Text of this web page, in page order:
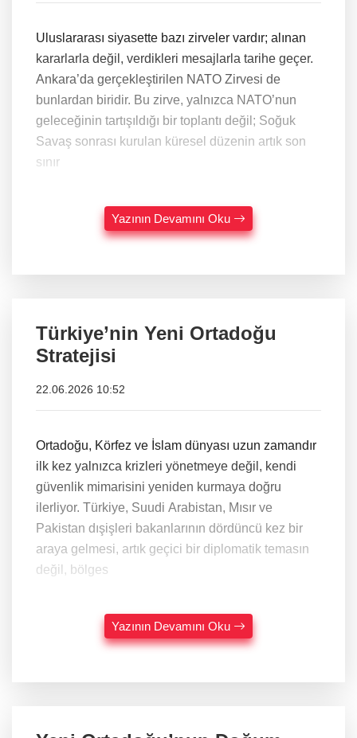
Uluslararası siyasette bazı zirveler vardır; alınan
kararlarla değil, verdikleri mesajlarla tarihe geçer.
Ankara’da gerçekleştirilen NATO Zirvesi de
bunlardan biridir. Bu zirve, yalnızca NATO’nun
geleceğinin tartışıldığı bir toplantı değil; Soğuk
Savaş sonrası kurulan küresel düzenin artık son
sınır
Yazının Devamını Oku
Türkiye’nin Yeni Ortadoğu
Stratejisi
22.06.2026 10:52
Ortadoğu, Körfez ve İslam dünyası uzun zamandır
ilk kez yalnızca krizleri yönetmeye değil, kendi
güvenlik mimarisini yeniden kurmaya doğru
ilerliyor. Türkiye, Suudi Arabistan, Mısır ve
Pakistan dışişleri bakanlarının dördüncü kez bir
araya gelmesi, artık geçici bir diplomatik temasın
değil, bölges
Yazının Devamını Oku